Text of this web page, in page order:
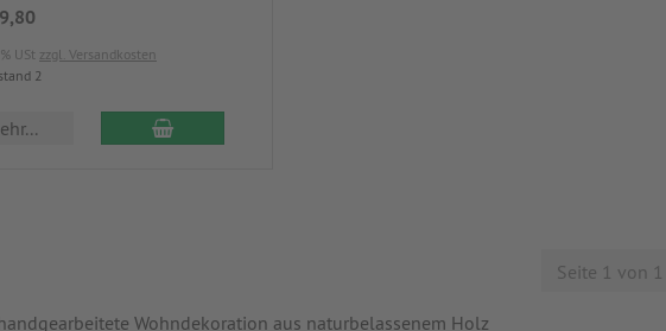
USt zzgl. Versandkosten
2
Seite 1 von 1
Wohndekoration aus naturbelassenem Holz